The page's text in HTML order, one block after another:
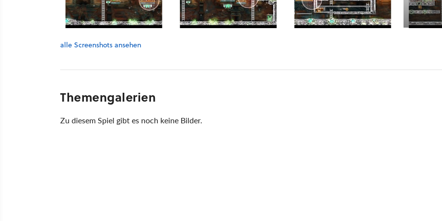
alle Screenshots ansehen
Themengalerien
Zu diesem Spiel gibt es noch keine Bilder.